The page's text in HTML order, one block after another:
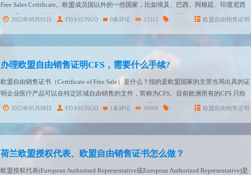
Free Sales Certificate。欧盟成员国以外的一些国家，比如埃及、巴西、阿根廷、印度尼西
亚、委内瑞拉等国家会要求企业出示CFS证书。 中东，南美 尤其是：沙特、阿根廷、埃及
2022年06月01日 FDASUNGO 0条评论 13313 欧盟自由销售证明
办理欧盟自由销售证明CFS，需要什么手续?
欧盟自由销售证书（Certificate of Free Sale）是什么？指的是欧盟国家的主管当局出具的证
明企业医疗产品可以在特定区域自由销售的文件，简称为CFS。目前欧洲所有的CFS 只给
位于其境内的公司颁发，这些公司可以是制造商、欧盟代表、 贴牌厂商。因此中国的企业
2022年05月08日 FDASUNGO 1条评论 16694 欧盟自由销售证明
荷兰欧盟授权代表、欧盟自由销售证书怎么做？
欧盟授权代表(European Authorised Representative或European Authorized Representative)是